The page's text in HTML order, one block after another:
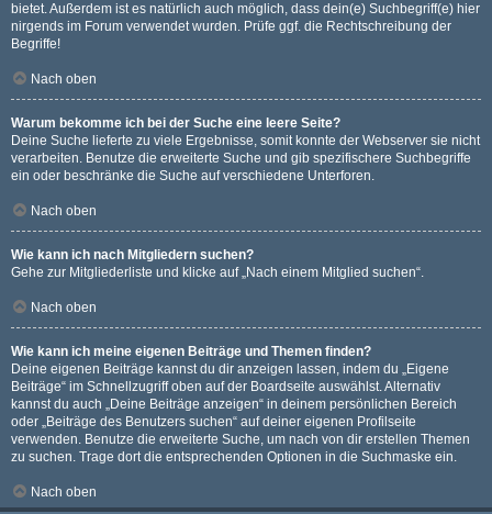
bietet. Außerdem ist es natürlich auch möglich, dass dein(e) Suchbegriff(e) hier
nirgends im Forum verwendet wurden. Prüfe ggf. die Rechtschreibung der
Begriffe!
Nach oben
Warum bekomme ich bei der Suche eine leere Seite?
Deine Suche lieferte zu viele Ergebnisse, somit konnte der Webserver sie nicht
verarbeiten. Benutze die erweiterte Suche und gib spezifischere Suchbegriffe
ein oder beschränke die Suche auf verschiedene Unterforen.
Nach oben
Wie kann ich nach Mitgliedern suchen?
Gehe zur Mitgliederliste und klicke auf „Nach einem Mitglied suchen“.
Nach oben
Wie kann ich meine eigenen Beiträge und Themen finden?
Deine eigenen Beiträge kannst du dir anzeigen lassen, indem du „Eigene
Beiträge“ im Schnellzugriff oben auf der Boardseite auswählst. Alternativ
kannst du auch „Deine Beiträge anzeigen“ in deinem persönlichen Bereich
oder „Beiträge des Benutzers suchen“ auf deiner eigenen Profilseite
verwenden. Benutze die erweiterte Suche, um nach von dir erstellen Themen
zu suchen. Trage dort die entsprechenden Optionen in die Suchmaske ein.
Nach oben